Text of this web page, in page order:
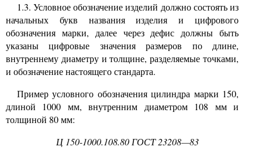
1.3. Условное обозначение изделий должно состоять из
начальных букв названия изделия и цифрового
обозначения марки, далее через дефис должны быть
указаны цифровые значения размеров по длине,
внутреннему диаметру и толщине, разделяемые точками,
и обозначение настоящего стандарта.
Пример условного обозначения цилиндра марки 150,
длиной 1000 мм, внутренним диаметром108 мм и
толщиной 80мм:
Ц150-1000.108.80 ГОСТ23208—83